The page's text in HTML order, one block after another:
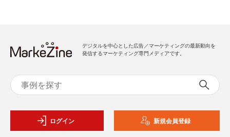
デジタルを中心とした広告／マーケティングの最新動向を
発信するマーケティング専門メディアです。
ログイン 新規会員登録